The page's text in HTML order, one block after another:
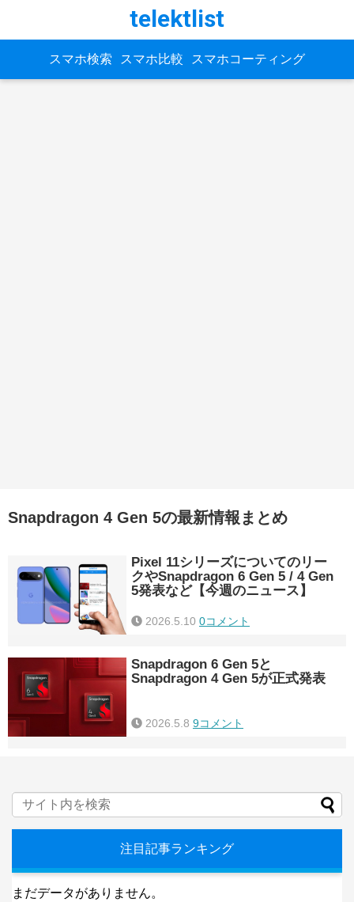
telektlist
スマホ検索 スマホ比較 スマホコーティング
Snapdragon 4 Gen 5の最新情報まとめ
Pixel 11シリーズについてのリー
クやSnapdragon 6 Gen 5 / 4 Gen
5発表など【今週のニュース】
2026.5.10 0コメント
Snapdragon 6 Gen 5と
Snapdragon 4 Gen 5が正式発表
2026.5.8 9コメント
注目記事ランキング
まだデータがありません。